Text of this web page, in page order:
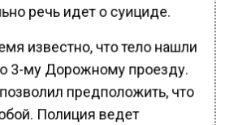
речь идет о суициде.
известно, что тело нашли
3-му Дорожному проезду.
предположить, что
Полиция ведет